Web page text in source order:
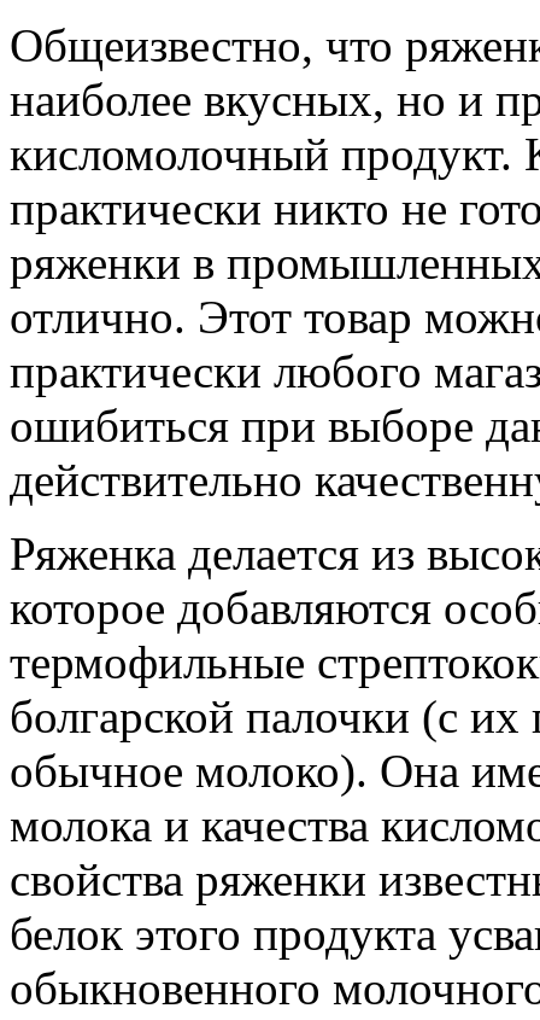
Общеизвестно, что
наиболее вкусных, но и
кисломолочный
практически никто не
ряженки в
отлично. Этот товар
практически любого
ошибиться при выборе
действительно
Ряженка делается из
которое добавляются
термофильные
болгарской палочки (с
обычное молоко). Она
молока и качества
свойства ряженки
белок этого продукта
обыкновенного